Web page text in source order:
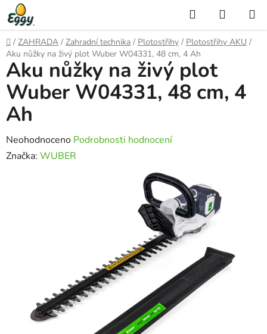
Přejít
na
obsah
Hledat
KOŠÍK
Domů
/ ZAHRADA / Zahradní technika / Plotostřihy / Plotostřihy AKU /
Aku nůžky na živý plot Wuber W04331, 48 cm, 4 Ah
Aku nůžky na živý plot
Wuber W04331, 48 cm, 4
Ah
Průměrné
hodnocení
Neohodnoceno Podrobnosti hodnocení
Značka: WUBER